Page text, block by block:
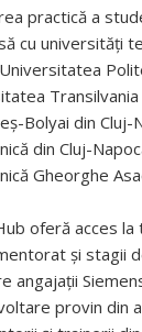
practică a
cu universități
Bolyai din Cluj-
din Cluj-
Gheorghe
oferă acces la
și stagii
angajații
provin din